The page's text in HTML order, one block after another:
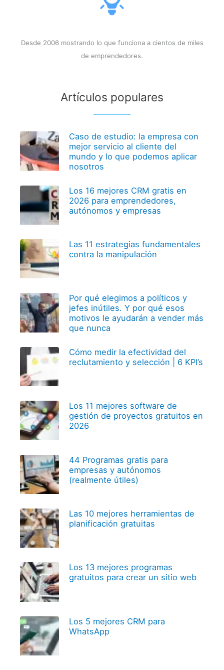
Desde 2006 mostrando lo que funciona a cientos de miles
de emprendedores.
Artículos populares
Caso de estudio: la empresa con
mejor servicio al cliente del
mundo y lo que podemos aplicar
nosotros
Los 16 mejores CRM gratis en
2026 para emprendedores,
autónomos y empresas
Las 11 estrategias fundamentales
contra la manipulación
Por qué elegimos a políticos y
jefes inútiles. Y por qué esos
motivos le ayudarán a vender más
que nunca
Cómo medir la efectividad del
reclutamiento y selección | 6 KPI’s
Los 11 mejores software de
gestión de proyectos gratuitos en
2026
44 Programas gratis para
empresas y autónomos
(realmente útiles)
Las 10 mejores herramientas de
planificación gratuitas
Los 13 mejores programas
gratuitos para crear un sitio web
Los 5 mejores CRM para
WhatsApp